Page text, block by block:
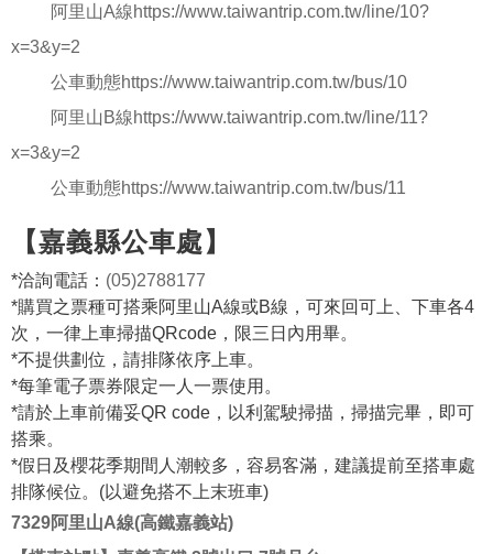
阿里山A線https://www.taiwantrip.com.tw/line/10?
x=3&y=2
公車動態https://www.taiwantrip.com.tw/bus/10
阿里山B線https://www.taiwantrip.com.tw/line/11?
x=3&y=2
公車動態https://www.taiwantrip.com.tw/bus/11
【嘉義縣公車處】
*洽詢電話： (05)2788177
*購買之票種可搭乘阿里山A線或B線，可來回可上、下車各4
次，一律上車掃描QRcode，限三日內用畢。
*不提供劃位，請排隊依序上車。
*每筆電子票券限定一人一票使用。
*請於上車前備妥QR code，以利駕駛掃描，掃描完畢，即可
搭乘。
*假日及櫻花季期間人潮較多，容易客滿，建議提前至搭車處
排隊候位。(以避免搭不上末班車)
7329阿里山A線(高鐵嘉義站)